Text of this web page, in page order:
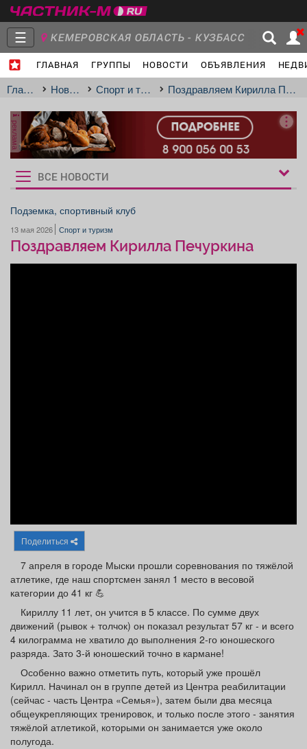
☰ КЕМЕРОВСКАЯ ОБЛАСТЬ - КУЗБАСС
МЕЖДУРЕЧЕНСК- Ваш город?
ГЛАВНАЯ ГРУППЫ НОВОСТИ ОБЪЯВЛЕНИЯ
Главная
Новости
Объявления Недвижимость Услуги
Работа Транспорт
Главная Новости Спорт и туризм Поздравляем Кирилла Печуркина
реклама
Рукбрики
новостей
ВСЕ НОВОСТИ
Подземка, спортивный клуб
13 мая 2026 Спорт и туризм
Поздравляем Кирилла Печуркина
Поделиться
7 апреля в городе Мыски прошли соревнования по тяжёлой
атлетике, где наш спортсмен занял 1 место в весовой
категории до 41 кг 💪
Кириллу 11 лет, он учится в 5 классе. По сумме двух
движений (рывок + толчок) он показал результат 57 кг - и всего
4 килограмма не хватило до выполнения 2-го юношеского
разряда. Зато 3-й юношеский точно в кармане!
Особенно важно отметить путь, который уже прошёл
Кирилл. Начинал он в группе детей из Центра реабилитации
(сейчас - часть Центра «Семья»), затем были два месяца
общеукрепляющих тренировок, и только после этого - занятия
тяжёлой атлетикой, которыми он занимается уже около
полугода.